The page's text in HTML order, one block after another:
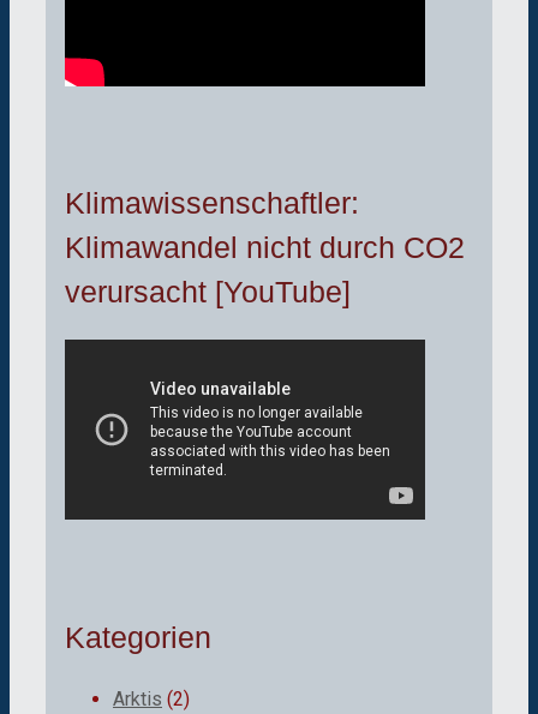
Klimawissenschaftler:
Klimawandel nicht durch CO2
verursacht [YouTube]
Kategorien
Arktis (2)